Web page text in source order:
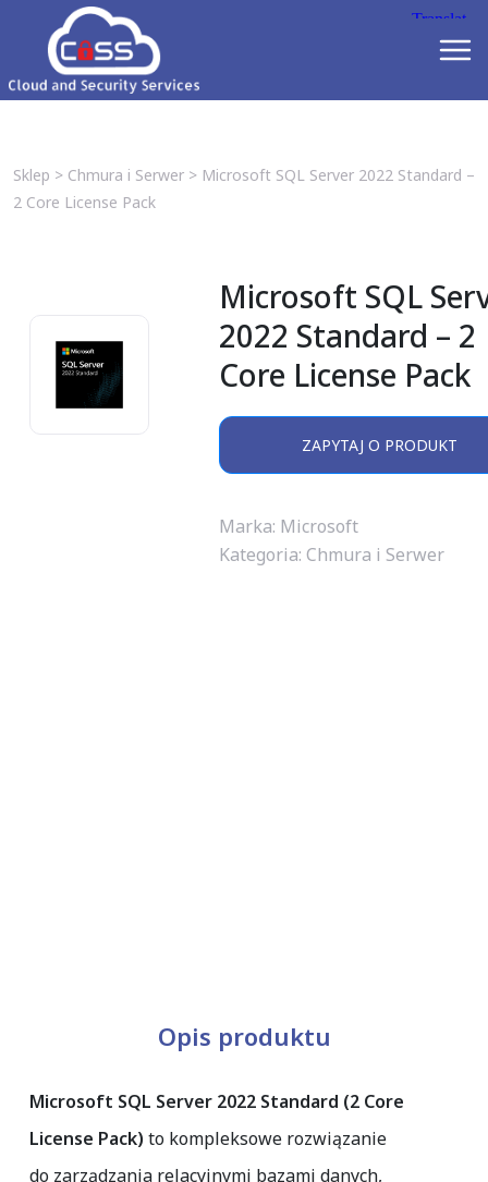
Sklep > Chmura i Serwer> Microsoft SQL Server 2022 Standard –
2 Core License Pack
Microsoft SQL
2022 Standard – 2
Core License Pack
ZAPYTAJ O PRODUKT
Marka: Microsoft
Kategoria: Chmura i Serwer
Opis produktu
Microsoft SQL Server 2022 Standard (2 Core
License Pack) to kompleksowe rozwiązanie
do zarządzania relacyjnymi bazami danych,